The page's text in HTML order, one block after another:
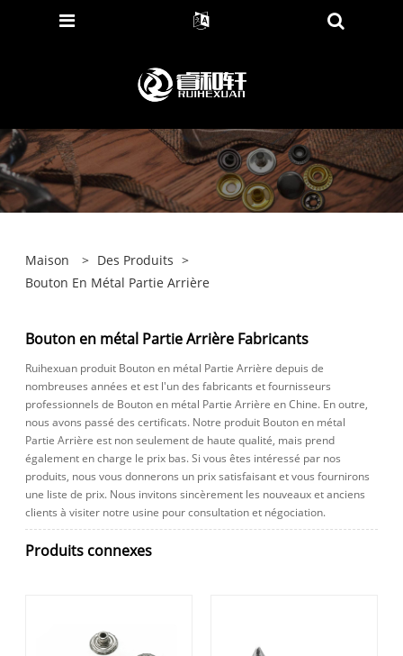
Maison > Des Produits >
Bouton En Métal Partie Arrière
Bouton en métal Partie Arrière Fabricants
Ruihexuan produit Bouton en métal Partie Arrière depuis de
nombreuses années et est l'un des fabricants et fournisseurs
professionnels de Bouton en métal Partie Arrière en Chine. En outre,
nous avons passé des certificats. Notre produit Bouton en métal
Partie Arrière est non seulement de haute qualité, mais prend
également en charge le prix bas. Si vous êtes intéressé par nos
produits, nous vous donnerons un prix satisfaisant et vous fournirons
une liste de prix. Nous invitons sincèrement les nouveaux et anciens
clients à visiter notre usine pour consultation et négociation.
Produits connexes